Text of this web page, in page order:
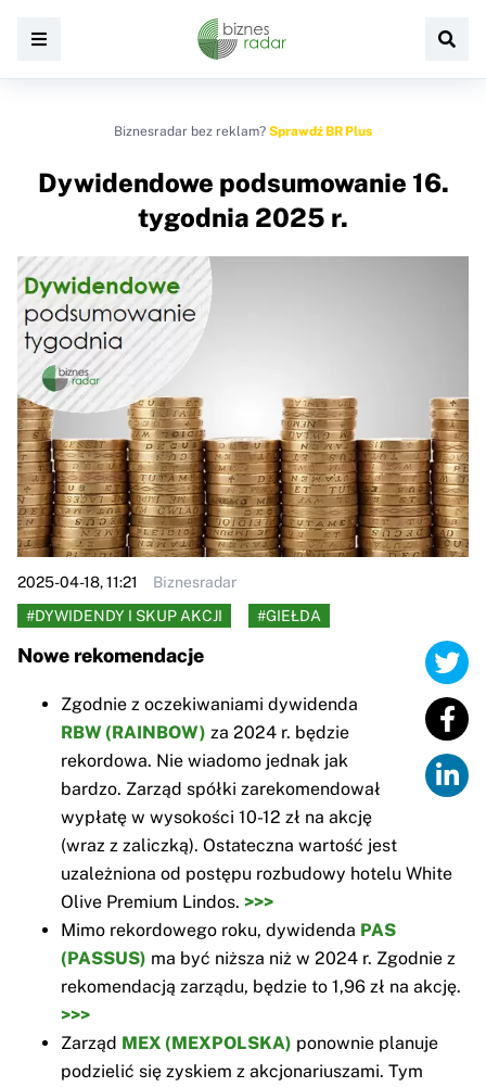
Biznesradar bez reklam? Sprawdź BR Plus
Dywidendowe podsumowanie 16.
tygodnia 2025 r.
2025-04-18, 11:21
Biznesradar
#DYWIDENDY I SKUP AKCJI
#GIEŁDA
Nowe rekomendacje
Zgodnie z oczekiwaniami dywidenda
RBW (RAINBOW) za 2024 r. będzie
rekordowa. Nie wiadomo jednak jak
bardzo. Zarząd spółki zarekomendował
wypłatę w wysokości 10-12 zł na akcję
(wraz z zaliczką). Ostateczna wartość jest
uzależniona od postępu rozbudowy hotelu White
Olive Premium Lindos. >>>
Mimo rekordowego roku, dywidenda PAS
(PASSUS) ma być niższa niż w 2024 r. Zgodnie z
rekomendacją zarządu, będzie to 1,96 zł na akcję.
>>>
Zarząd MEX (MEXPOLSKA) ponownie planuje
podzielić się zyskiem z akcjonariuszami. Tym